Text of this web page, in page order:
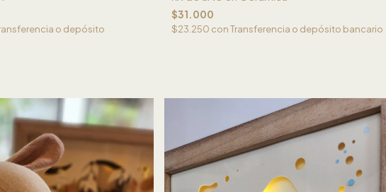
o depósito
$31.000
$23.250 conTransferencia o depósito bancario